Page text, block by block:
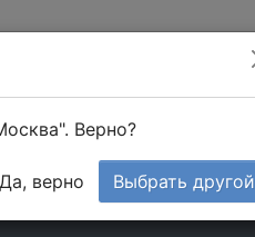
Верно?
Да, верно Выбрать другой